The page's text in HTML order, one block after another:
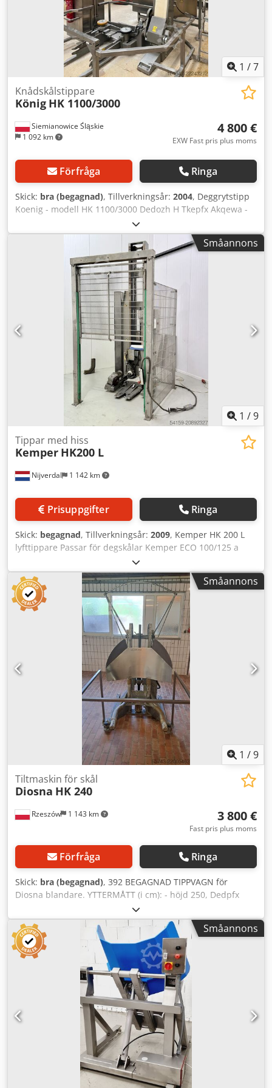
1 /7
Siemianowice Śląskie
1 092 km
Knådskålstippare
König HK 1100/3000
4 800 €
EXW Fast pris plus moms
Förfråga Ringa
Skick: bra (begagnad), Tillverkningsår: 2004, Deggrytstipp
Koenig - modell HK 1100/3000 Dedozh H Tkepfx Akqewa -
lyfthöjd - funktion för att tömma degen ur gryten -
maskinen har arbetat med degdelaren I-Rex och
blandaren Sancassiano - begagnad - tillverkningsår ca
2004 - tekniskt skick bra - pris 4 000 € EXW
Småannons
1 /9
Nijverdal 1 142 km
Tippar med hiss
Kemper HK200 L
Prisuppgifter Ringa
Skick: begagnad, Tillverkningsår: 2009, Kemper HK 200 L
lyfttippare Passar för degskålar Kemper ECO 100/125 a
Max lastkapacitet 390 kg Totalhöjd 340 cm Tippningshöjd
ca 247 cm Säkerhetshölje Utrensningsanordning
Tillverkningsår: 2009 Dwedex Swzijpfx Akqoa Bilder FÖRE
översyn
Småannons
1 /9
Rzeszów 1 143 km
Tiltmaskin för skål
Diosna HK 240
3 800 €
Fast pris plus moms
Förfråga Ringa
Skick: bra (begagnad), 392 BEGAGNAD TIPPVAGN för
Diosna blandare. YTTERMÅTT (i cm): - höjd 250, Dedpfx
Akoy Uv A Deqowa - bredd 125, - längd 210. Utrustningen
är redo för visning i vårt lager (36-068 Bachórz, Polen).
Tillgängliga tillval mot extra kostnad: transport /
installation / igångkörning. Angivet pris är exklusive moms.
VI TALAR ENGELSKA, TYSKA, FRANSKA, RYSKA, UKRAINSKA.
I vårt erbjudande hittar du bakugnar, vagnugnar,
däckugnar, konditoriugnar, butiksugnar, bagerimaskiner,
brödlinjer, franskelinjer, kaklinjer, croissantlinjer,
baguette-maskiner, blandare, mixers, valsmaskiner,
croissantmaskiner. Se alla våra annonser.
Småannons